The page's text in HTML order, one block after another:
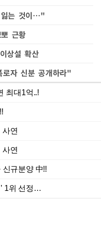
잃는 것이…"
근황
상설 확산
자 신분 공개하라"